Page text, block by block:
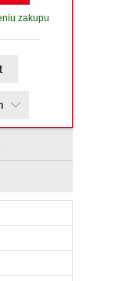
zakupu